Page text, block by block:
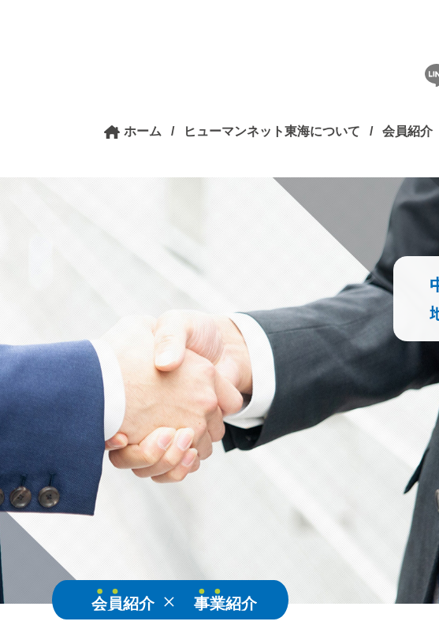
ホーム / ヒューマンネット東海について / 会員紹介